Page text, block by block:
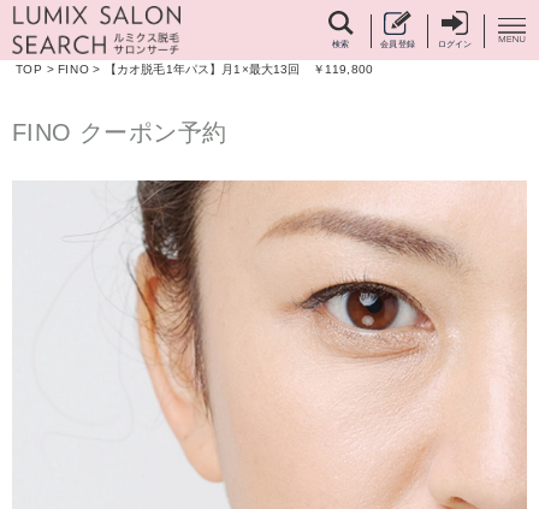
検索 会員登録 ログイン
TOP > FINO > 【カオ脱毛1年パス】月1×最大13回 ￥119,800
FINO クーポン予約